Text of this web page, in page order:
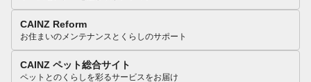
CAINZ Reform
お住まいのメンテナンスとくらしのサポート
CAINZ ペット総合サイト
ペットとのくらしを彩るサービスをお届け